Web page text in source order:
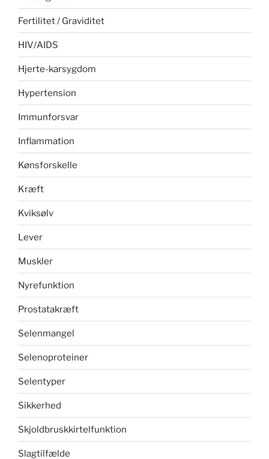
Fertilitet / Graviditet
HIV/AIDS
Hjerte-karsygdom
Hypertension
Immunforsvar
Inflammation
Kønsforskelle
Kræft
Kviksølv
Lever
Muskler
Nyrefunktion
Prostatakræft
Selenmangel
Selenoproteiner
Selentyper
Sikkerhed
Skjoldbruskkirtelfunktion
Slagtilfælde